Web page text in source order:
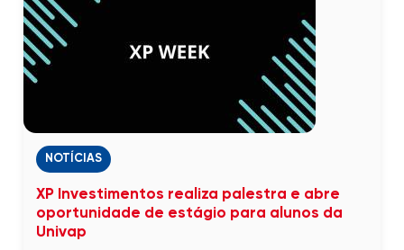
NOTÍCIAS
XP Investimentos realiza palestra e abre
oportunidade de estágio para alunos da
Univap